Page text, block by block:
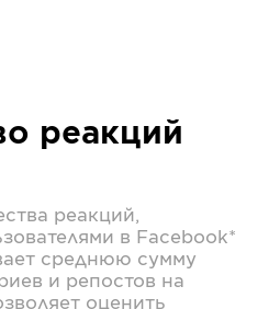
реакций
реакций,
в Facebook*
среднюю сумму
и репостов на
оценить